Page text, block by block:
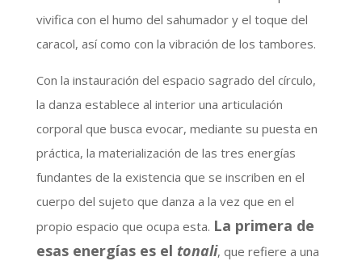
vivifica con el humo del sahumador y el toque del
caracol, así como con la vibración de los tambores.
Con la instauración del espacio sagrado del círculo,
la danza establece al interior una articulación
corporal que busca evocar, mediante su puesta en
práctica, la materialización de las tres energías
fundantes de la existencia que se inscriben en el
cuerpo del sujeto que danza a la vez que en el
propio espacio que ocupa esta. La primera de
esas energías es el tonali, que refiere a una